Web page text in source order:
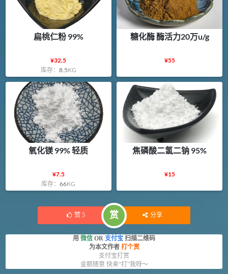
扁桃仁粉 99%
¥32.5
库存： 8.5KG
糖化酶 酶活力20万u/g
¥55
氧化镁 99% 轻质
¥7.5
库存：66KG
焦磷酸二氢二钠 95%
¥15
赞 5 赏 分享
用 微信 OR 支付宝 扫描二维码
为本文作者 打个赏
支付宝打赏
金额随意 快来“打”我呀～